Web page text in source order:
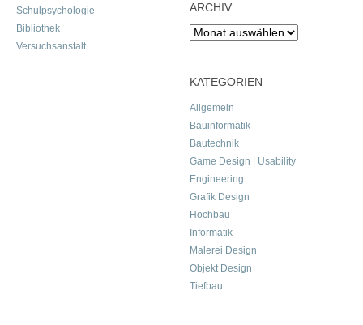
Schulpsychologie
Bibliothek
Versuchsanstalt
ARCHIV
Archiv
KATEGORIEN
Allgemein
Bauinformatik
Bautechnik
Game Design | Usability
Engineering
Grafik Design
Hochbau
Informatik
Malerei Design
Objekt Design
Tiefbau